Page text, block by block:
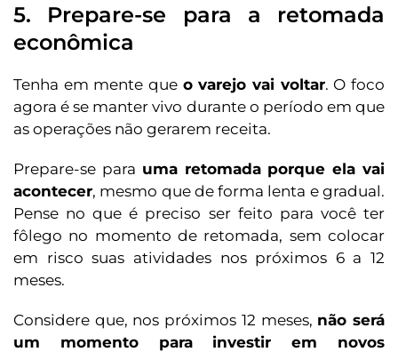
5. Prepare-se para a retomada
econômica
Tenha em mente que o varejo vai voltar. O foco
agora é se manter vivo durante o período em que
as operações não gerarem receita.
Prepare-se para uma retomada porque ela vai
acontecer, mesmo que de forma lenta e gradual.
Pense no que é preciso ser feito para você ter
fôlego no momento de retomada, sem colocar
em risco suas atividades nos próximos 6 a 12
meses.
Considere que, nos próximos 12 meses, não será
um momento para investir em novos